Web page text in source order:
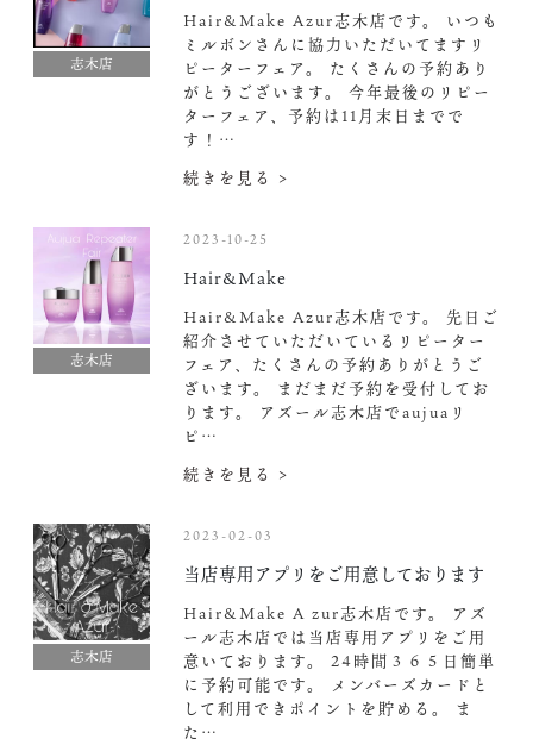
志木店
Hair&Make Azur志木店です。 いつも
ミルボンさんに協力いただいてますリ
ピーターフェア。 たくさんの予約あり
がとうございます。 今年最後のリピー
ターフェア、予約は11月末日までで
す！…
続きを見る >
志木店
2023-10-25
Hair&Make
Hair&Make Azur志木店です。 先日ご
紹介させていただいているリピーター
フェア、たくさんの予約ありがとうご
ざいます。 まだまだ予約を受付してお
ります。 アズール志木店でaujuaリ
ピ…
続きを見る >
志木店
2023-02-03
当店専用アプリをご用意しております
Hair&Make A zur志木店です。 アズ
ール志木店では当店専用アプリをご用
意いております。 24時間３６５日簡単
に予約可能です。 メンバーズカードと
して利用できポイントを貯める。 ま
た…